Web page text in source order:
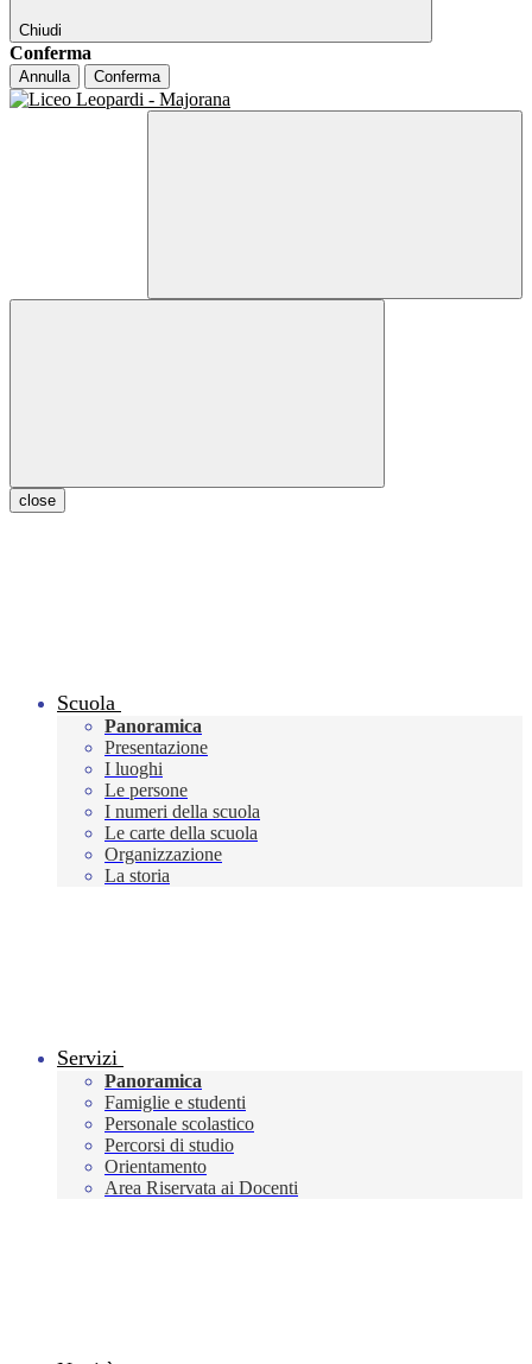
Chiudi
Conferma
Annulla Conferma
close
Scuola
Panoramica
Presentazione
I luoghi
Le persone
I numeri della scuola
Le carte della scuola
Organizzazione
La storia
Servizi
Panoramica
Famiglie e studenti
Personale scolastico
Percorsi di studio
Orientamento
Area Riservata ai Docenti